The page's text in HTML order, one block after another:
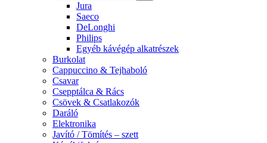
Jura
Saeco
DeLonghi
Philips
Egyéb kávégép alkatrészek
Burkolat
Cappuccino & Tejhaboló
Csavar
Csepptálca & Rács
Csövek & Csatlakozók
Daráló
Elektronika
Javító / Tömítés – szett